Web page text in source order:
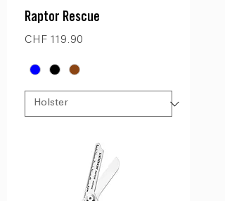
Raptor Rescue
Preis
CHF 119.90